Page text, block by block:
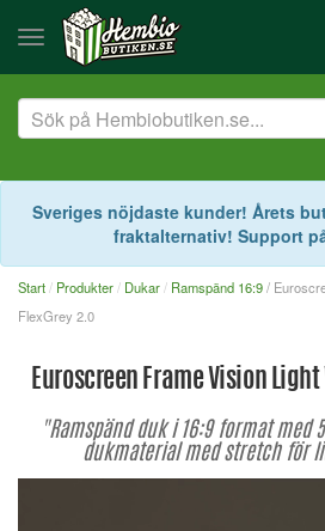
Sveriges nöjdaste kunder! Årets
fraktalternativ! Support
Start Produkter Dukar Ramspänd 16:9/
FlexGrey 2.0
Euroscreen Frame Vision Light
"Ramspänd duk i 16:9 format med
dukmaterial med stretch för